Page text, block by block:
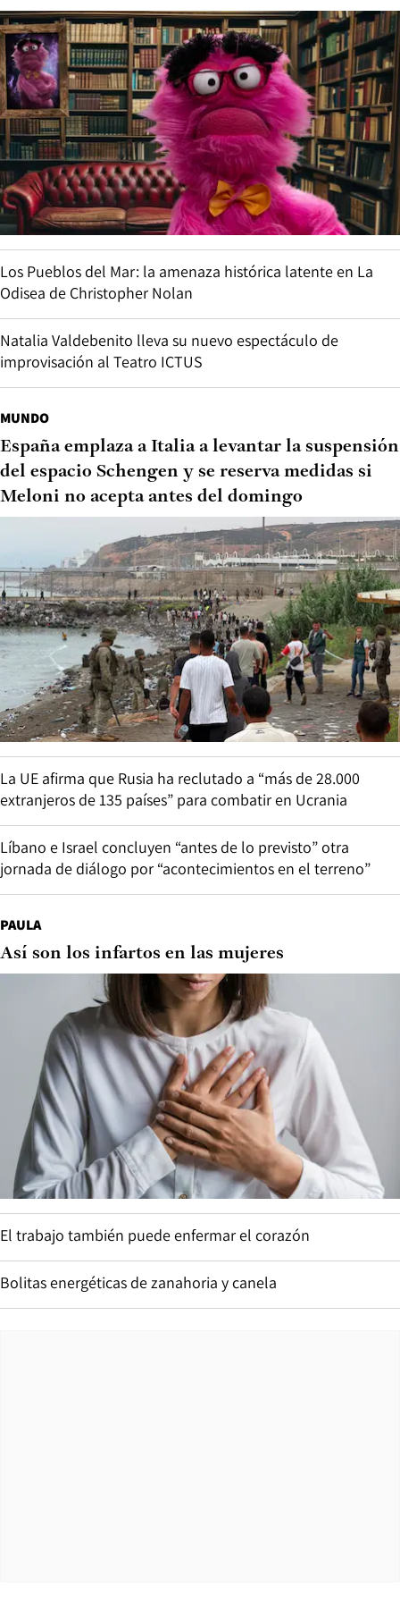
Los Pueblos del Mar: la amenaza histórica latente en La
Odisea de Christopher Nolan
Natalia Valdebenito lleva su nuevo espectáculo de
improvisación al Teatro ICTUS
MUNDO
España emplaza a Italia a levantar la suspensión
del espacio Schengen y se reserva medidas si
Meloni no acepta antes del domingo
La UE afirma que Rusia ha reclutado a “más de 28.000
extranjeros de 135 países” para combatir en Ucrania
Líbano e Israel concluyen “antes de lo previsto” otra
jornada de diálogo por “acontecimientos en el terreno”
PAULA
Así son los infartos en las mujeres
El trabajo también puede enfermar el corazón
Bolitas energéticas de zanahoria y canela